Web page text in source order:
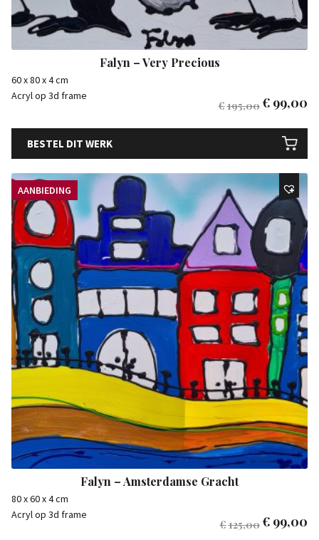
Falyn – Very Precious
60 x 80 x 4 cm
Acryl op 3d frame
€195,00€ 99,00
BESTEL DIT WERK
AANBIEDING
Falyn – Amsterdamse Gracht
80 x 60 x 4 cm
Acryl op 3d frame
€125,00€ 99,00